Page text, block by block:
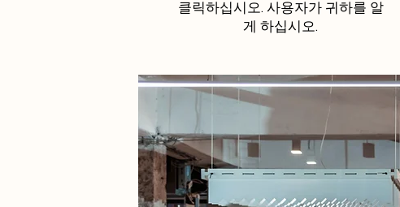
클릭하십시오. 사용자가 귀하를 알
게 하십시오.